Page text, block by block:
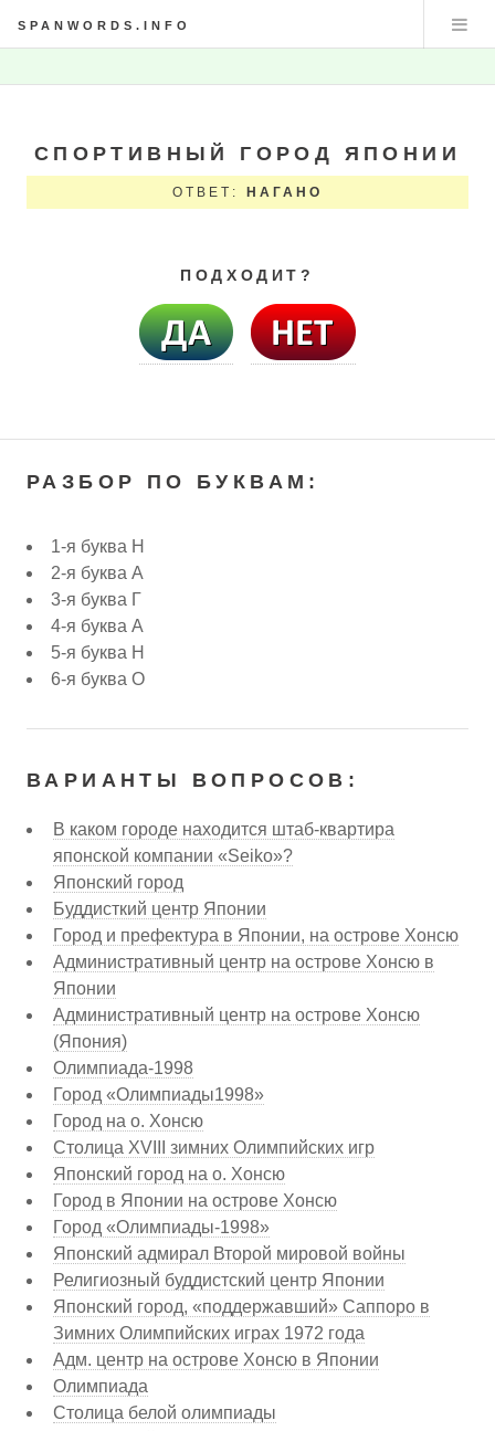
SPANWORDS.INFO
СПОРТИВНЫЙ ГОРОД ЯПОНИИ
ОТВЕТ: НАГАНО
ПОДХОДИТ?
РАЗБОР ПО БУКВАМ:
1-я буква Н
2-я буква А
3-я буква Г
4-я буква А
5-я буква Н
6-я буква О
ВАРИАНТЫ ВОПРОСОВ:
В каком городе находится штаб-квартира
японской компании «Seiko»?
Японский город
Буддисткий центр Японии
Город и префектура в Японии, на острове Хонсю
Административный центр на острове Хонсю в
Японии
Административный центр на острове Хонсю
(Япония)
Олимпиада-1998
Город «Олимпиады1998»
Город на о. Хонсю
Столица XVIII зимних Олимпийских игр
Японский город на о. Хонсю
Город в Японии на острове Хонсю
Город «Олимпиады-1998»
Японский адмирал Второй мировой войны
Религиозный буддистский центр Японии
Японский город, «поддержавший» Саппоро в
Зимних Олимпийских играх 1972 года
Адм. центр на острове Хонсю в Японии
Олимпиада
Столица белой олимпиады